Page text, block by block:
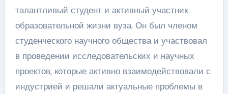
талантливый студент и активный участник
образовательной жизни вуза. Он был членом
студенческого научного общества и участвовал
в проведении исследовательских и научных
проектов, которые активно взаимодействовали с
индустрией и решали актуальные проблемы в